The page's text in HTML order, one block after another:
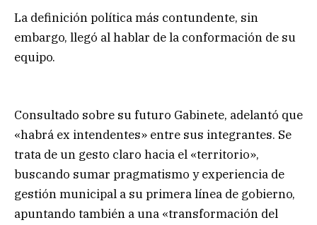
La definición política más contundente, sin
embargo, llegó al hablar de la conformación de su
equipo.
Consultado sobre su futuro Gabinete, adelantó que
«habrá ex intendentes» entre sus integrantes. Se
trata de un gesto claro hacia el «territorio»,
buscando sumar pragmatismo y experiencia de
gestión municipal a su primera línea de gobierno,
apuntando también a una «transformación del